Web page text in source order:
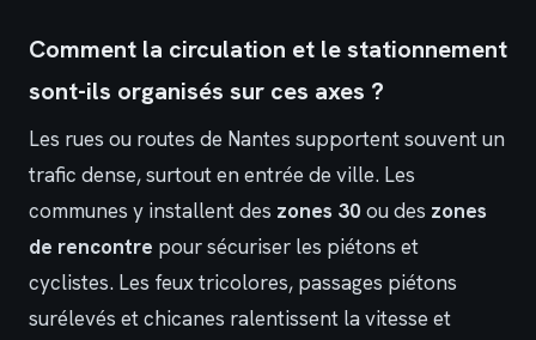
Comment la circulation et le stationnement
sont-ils organisés sur ces axes ?
Les rues ou routes de Nantes supportent souvent un
trafic dense, surtout en entrée de ville. Les
communes y installent des zones 30 ou des zones
de rencontre pour sécuriser les piétons et
cyclistes. Les feux tricolores, passages piétons
surélevés et chicanes ralentissent la vitesse et